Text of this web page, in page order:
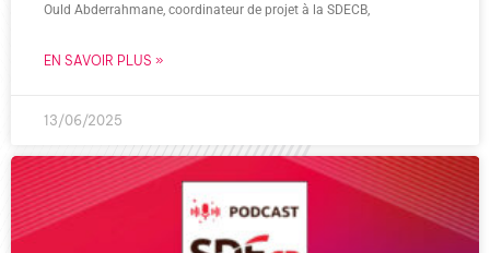
Ould Abderrahmane, coordinateur de projet à la SDECB,
EN SAVOIR PLUS »
13/06/2025